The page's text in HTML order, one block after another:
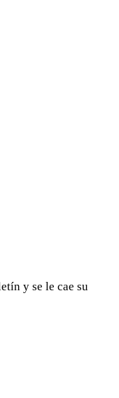
y se le cae su